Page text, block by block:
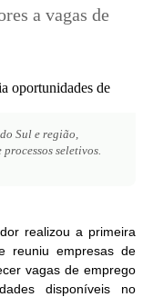
a vagas de
Sul e região,
seletivos.
realizou a primeira
reuniu empresas de
vagas de emprego
disponíveis no